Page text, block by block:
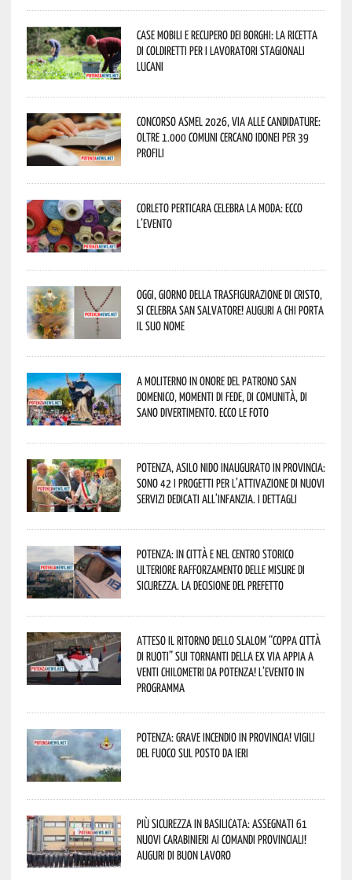
Case mobili e recupero dei borghi: la ricetta
di Coldiretti per i lavoratori stagionali
lucani
Concorso Asmel 2026, via alle candidature:
oltre 1.000 Comuni cercano idonei per 39
profili
Corleto Perticara celebra la moda: ecco
l’evento
Oggi, giorno della Trasfigurazione di Cristo,
si celebra San Salvatore! Auguri a chi porta
il suo nome
A Moliterno in onore del Patrono San
Domenico, momenti di fede, di comunità, di
sano divertimento. Ecco le foto
Potenza, asilo nido inaugurato in provincia:
sono 42 i progetti per l’attivazione di nuovi
servizi dedicati all’infanzia. I dettagli
Potenza: in città e nel centro storico
ulteriore rafforzamento delle misure di
sicurezza. La decisione del Prefetto
Atteso il ritorno dello slalom “Coppa Città
di Ruoti” sui tornanti della ex via Appia a
venti chilometri da Potenza! L’evento in
programma
Potenza: grave incendio in Provincia! Vigili
del fuoco sul posto da ieri
Più sicurezza in Basilicata: assegnati 61
nuovi Carabinieri ai Comandi provinciali!
Auguri di buon lavoro